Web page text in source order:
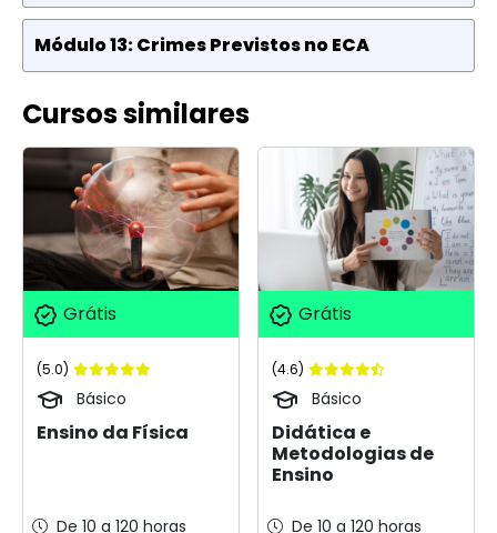
Módulo 13: Crimes Previstos no ECA
Cursos similares
Grátis
(5.0)
Básico
Ensino da Física
De 10 a 120 horas
Grátis
(4.6)
Básico
Didática e
Metodologias de
Ensino
De 10 a 120 horas